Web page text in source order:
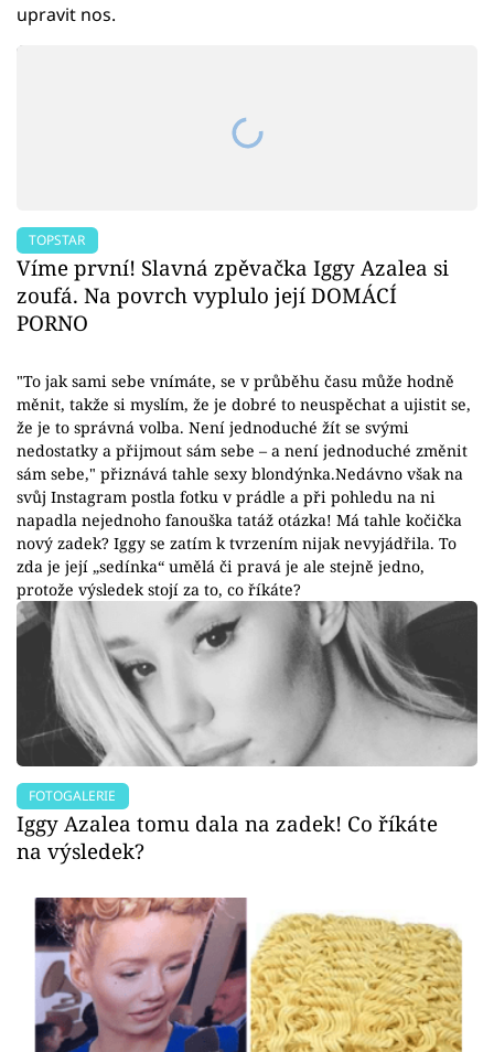
upravit nos.
TOPSTAR
Víme první! Slavná zpěvačka Iggy Azalea si
zoufá. Na povrch vyplulo její DOMÁCÍ
PORNO
"To jak sami sebe vnímáte, se v průběhu času může hodně
měnit, takže si myslím, že je dobré to neuspěchat a ujistit se,
že je to správná volba. Není jednoduché žít se svými
nedostatky a přijmout sám sebe – a není jednoduché změnit
sám sebe," přiznává tahle sexy blondýnka.Nedávno však na
svůj Instagram postla fotku v prádle a při pohledu na ni
napadla nejednoho fanouška tatáž otázka! Má tahle kočička
nový zadek? Iggy se zatím k tvrzením nijak nevyjádřila. To
zda je její „sedínka“ umělá či pravá je ale stejně jedno,
protože výsledek stojí za to, co říkáte?
FOTOGALERIE
Iggy Azalea tomu dala na zadek! Co říkáte
na výsledek?